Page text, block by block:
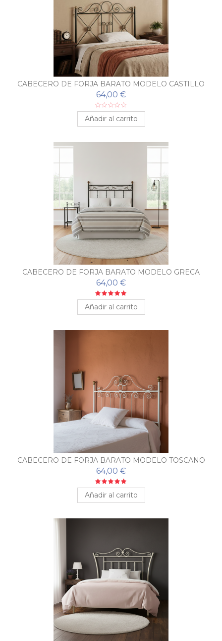
CABECERO DE FORJA BARATO MODELO CASTILLO
64,00 €
Añadir al carrito
CABECERO DE FORJA BARATO MODELO GRECA
64,00 €
Añadir al carrito
CABECERO DE FORJA BARATO MODELO TOSCANO
64,00 €
Añadir al carrito